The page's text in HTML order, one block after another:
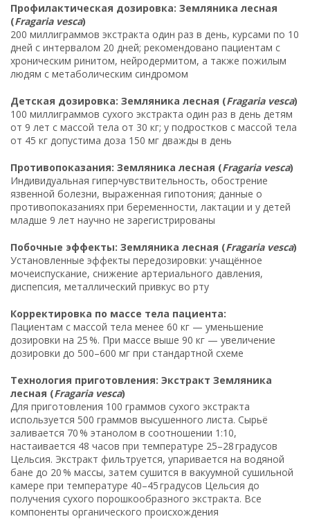
Профилактическая дозировка: Земляника лесная
(Fragaria vesca)
200 миллиграммов экстракта один раз в день, курсами по 10
дней с интервалом 20 дней; рекомендовано пациентам с
хроническим ринитом, нейродермитом, а также пожилым
людям с метаболическим синдромом
Детская дозировка: Земляника лесная (Fragaria vesca)
100 миллиграммов сухого экстракта один раз в день детям
от 9 лет с массой тела от 30 кг; у подростков с массой тела
от 45 кг допустима доза 150 мг дважды в день
Противопоказания: Земляника лесная (Fragaria vesca)
Индивидуальная гиперчувствительность, обострение
язвенной болезни, выраженная гипотония; данные о
противопоказаниях при беременности, лактации и у детей
младше 9 лет научно не зарегистрированы
Побочные эффекты: Земляника лесная (Fragaria vesca)
Установленные эффекты передозировки: учащённое
мочеиспускание, снижение артериального давления,
диспепсия, металлический привкус во рту
Корректировка по массе тела пациента:
Пациентам с массой тела менее 60 кг — уменьшение
дозировки на 25 %. При массе выше 90 кг — увеличение
дозировки до 500–600 мг при стандартной схеме
Технология приготовления: Экстракт Земляника
лесная (Fragaria vesca)
Для приготовления 100 граммов сухого экстракта
используется 500 граммов высушенного листа. Сырьё
заливается 70 % этанолом в соотношении 1:10,
настаивается 48 часов при температуре 25–28 градусов
Цельсия. Экстракт фильтруется, упаривается на водяной
бане до 20 % массы, затем сушится в вакуумной сушильной
камере при температуре 40–45 градусов Цельсия до
получения сухого порошкообразного экстракта. Все
компоненты органического происхождения